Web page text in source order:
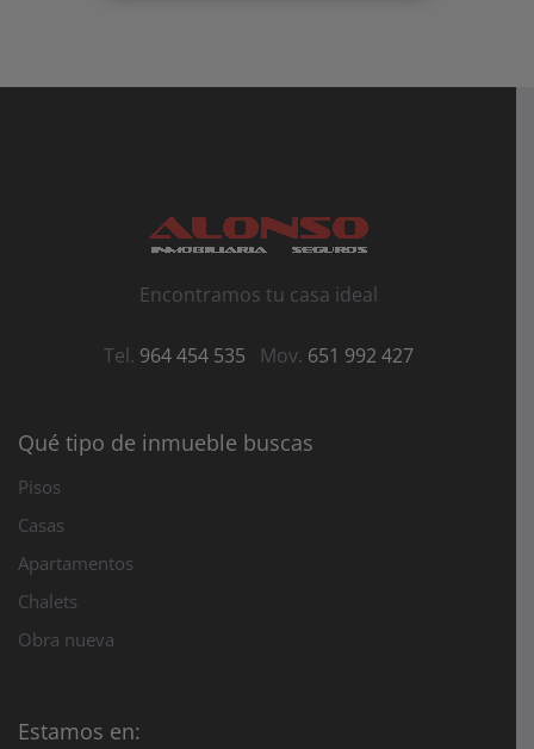
Encontramos tu casa ideal
Tel. 964 454 535 Mov. 651 992 427
Qué tipo de inmueble buscas
Pisos
Casas
Apartamentos
Chalets
Obra nueva
Estamos en: